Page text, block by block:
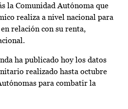
la Comunidad Autónoma que
realiza a nivel nacional para
relación con su renta,
ha publicado hoy los datos
realizado hasta octubre
para combatir la